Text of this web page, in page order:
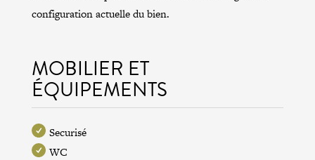
configuration actuelle du bien.
MOBILIER ET
ÉQUIPEMENTS
Securisé
WC